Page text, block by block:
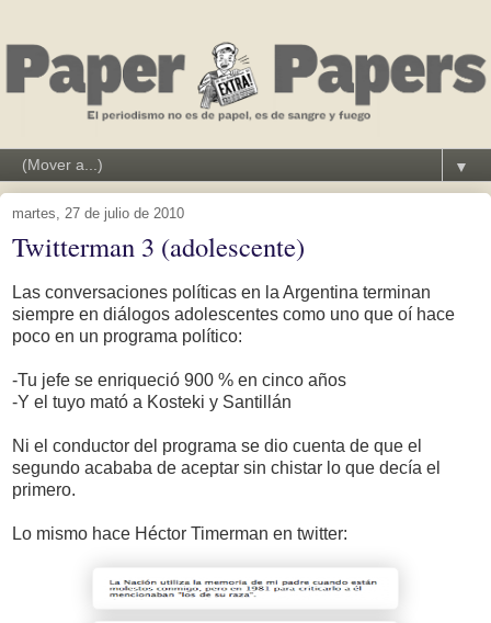
▼
martes, 27 de julio de 2010
Twitterman 3 (adolescente)
Las conversaciones políticas en la Argentina terminan
siempre en diálogos adolescentes como uno que oí hace
poco en un programa político:
-Tu jefe se enriqueció 900 % en cinco años
-Y el tuyo mató a Kosteki y Santillán
Ni el conductor del programa se dio cuenta de que el
segundo acababa de aceptar sin chistar lo que decía el
primero.
Lo mismo hace Héctor Timerman en twitter: